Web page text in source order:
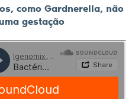
como Gardnerella, não
gestação